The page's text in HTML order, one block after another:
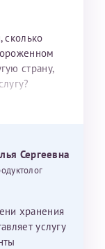
сколько
страну,
Сергеевна
хранения
услугу